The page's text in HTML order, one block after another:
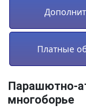
Платные
Парашютно-
многоборье